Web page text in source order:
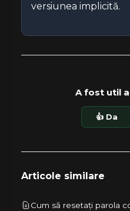
versiunea implicită.
A fost util
👍 Da
Articole similare
Cum să resetați parola